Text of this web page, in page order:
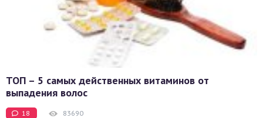
ТОП – 5 самых действенных витаминов от
выпадения волос
18 83690